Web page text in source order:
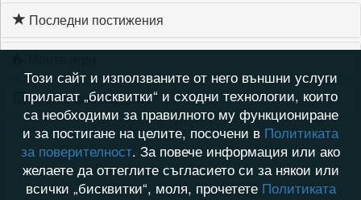
Последни постижения
Хронология на игри
Този сайт и използваните от него външни услуги
прилагат „бисквитки“ и сходни технологии, които
са необходими за правилното му функциониране
и за постигане на целите, посочени в Политиката
за поверителност. За повече информация или ако
желаете да оттеглите съгласието си за някои или
всички „бисквитки“, моля, прочетете Политиката